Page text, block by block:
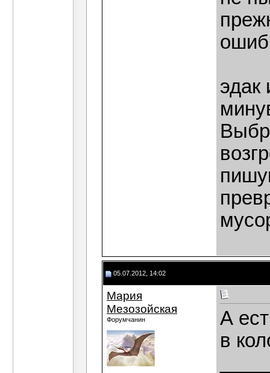
эдак
05.07.2012, 14:02
Мария
Мезозойская
Форумчанин
А
в